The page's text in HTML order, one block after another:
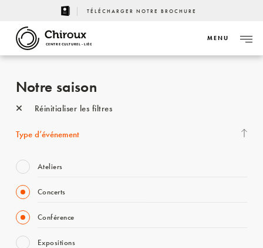
TÉLÉCHARGER NOTRE BROCHURE
CENTRE CULTUREL - LIÈGE
MENU
Notre saison
Réinitialiser les filtres
Type d’événement
Ateliers
Concerts
Conférence
Expositions